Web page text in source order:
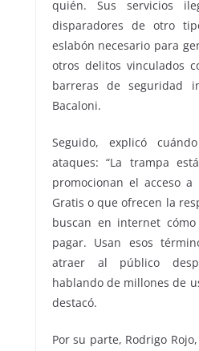
quién. Sus servicios
disparadores de otro
eslabón necesario para
otros delitos vinculados
barreras de seguridad
Bacaloni.
Seguido, explicó
ataques: “La trampa
promocionan el acceso a
Gratis o que ofrecen la
buscan en internet
pagar. Usan esos
atraer al público
hablando de millones de
destacó.
Por su parte, Rodrigo